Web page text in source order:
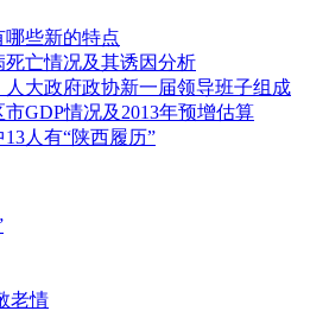
哪些新的特点
亡情况及其诱因分析
人大政府政协新一届领导班子组成
市GDP情况及2013年预增估算
人有“陕西履历”
老情